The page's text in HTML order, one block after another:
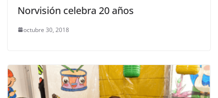
Norvisión celebra 20 años
octubre 30, 2018